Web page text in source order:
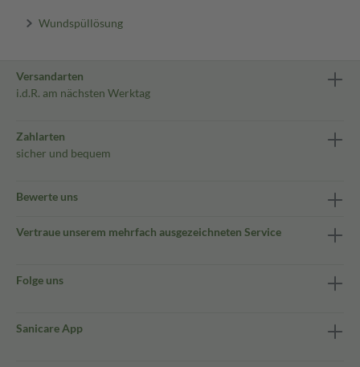
Wundspüllösung
Versandarten
i.d.R. am nächsten Werktag
Zahlarten
sicher und bequem
Bewerte uns
Vertraue unserem mehrfach ausgezeichneten Service
Folge uns
Sanicare App